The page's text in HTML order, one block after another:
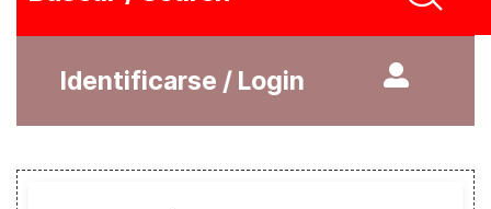
Identificarse / Login